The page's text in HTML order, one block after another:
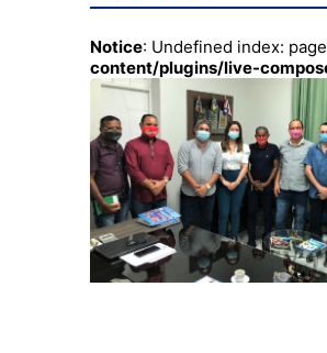
Notice: Undefined index:
content/plugins/live-